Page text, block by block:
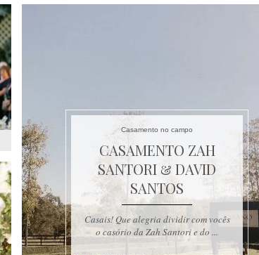
Casamento no campo
CASAMENTO ZAH
SANTORI & DAVID
SANTOS
Casais! Que alegria dividir com vocês
o casório da Zah Santori e do ...